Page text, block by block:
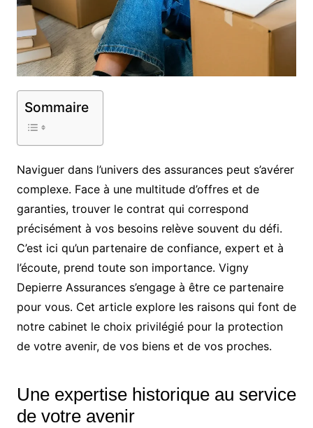
Sommaire
Naviguer dans l’univers des assurances peut s’avérer
complexe. Face à une multitude d’offres et de
garanties, trouver le contrat qui correspond
précisément à vos besoins relève souvent du défi.
C’est ici qu’un partenaire de confiance, expert et à
l’écoute, prend toute son importance. Vigny
Depierre Assurances s’engage à être ce partenaire
pour vous. Cet article explore les raisons qui font de
notre cabinet le choix privilégié pour la protection
de votre avenir, de vos biens et de vos proches.
Une expertise historique au service
de votre avenir